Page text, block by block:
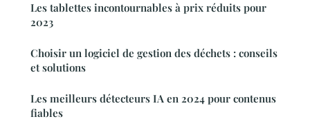
Les tablettes incontournables à prix réduits pour
2023
Choisir un logiciel de gestion des déchets : conseils
et solutions
Les meilleurs détecteurs IA en 2024 pour contenus
fiables